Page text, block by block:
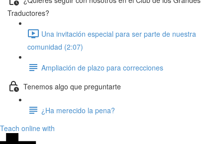
Traductores?
Una invitación especial para ser parte de nuestra
comunidad (2:07)
Ampliación de plazo para correcciones
Tenemos algo que preguntarte
¿Ha merecido la pena?
Teach online with